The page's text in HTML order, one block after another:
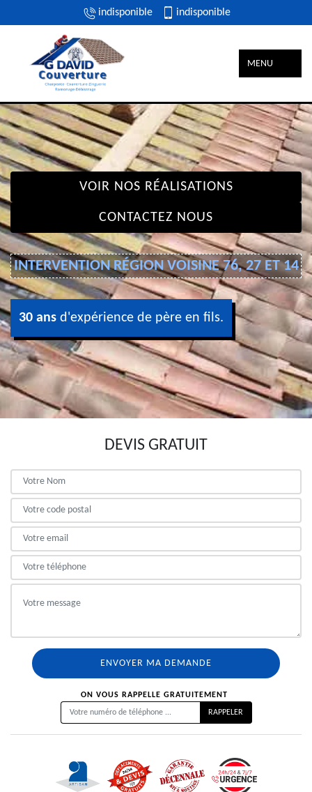
indisponible indisponible
MENU
VOIR NOS RÉALISATIONS
CONTACTEZ NOUS
INTERVENTION RÉGION VOISINE 76, 27 ET 14
30 ans d'expérience de père en fils.
DEVIS GRATUIT
ON VOUS RAPPELLE GRATUITEMENT